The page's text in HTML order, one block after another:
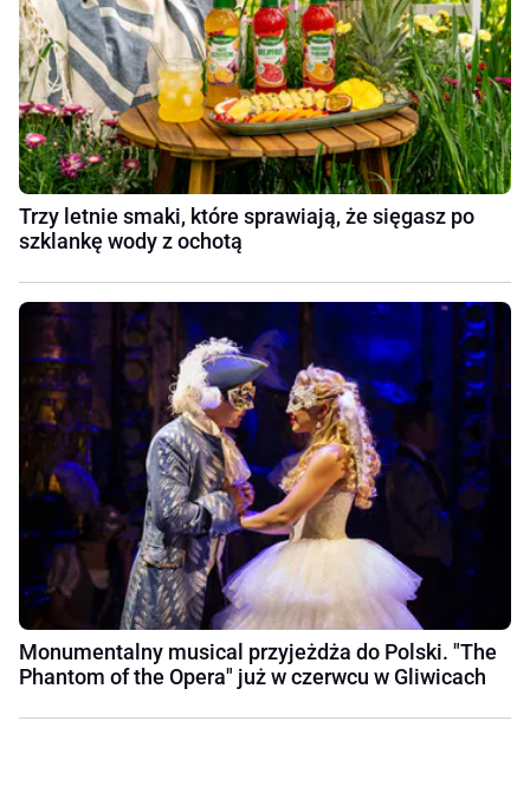
Trzy letnie smaki, które sprawiają, że sięgasz po
szklankę wody z ochotą
Monumentalny musical przyjeżdża do Polski. "The
Phantom of the Opera" już w czerwcu w Gliwicach